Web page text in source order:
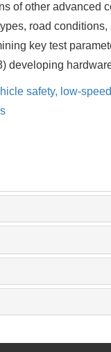
of other advanced
road
key test
developing
safety, low-